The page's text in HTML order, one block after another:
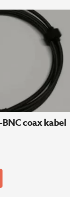
coax kabel